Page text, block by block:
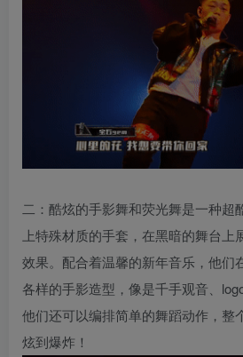
二：酷炫的手影舞和荧光舞是一种超
上特殊材质的手套，在黑暗的舞台
效果。配合着温馨的新年音乐，他们
各样的手影造型，像是千手观音、
他们还可以编排简单的舞蹈动作，整
炫到爆炸！